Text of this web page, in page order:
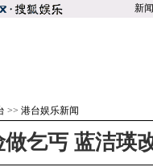
新闻
>> 港台娱乐新闻
乞丐 蓝洁瑛